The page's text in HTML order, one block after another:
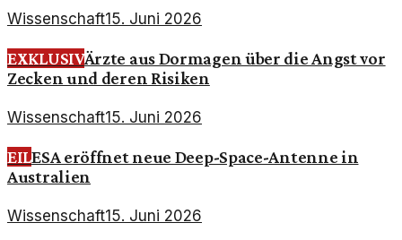
Wissenschaft15. Juni 2026
EXKLUSIVÄrzte aus Dormagen über die Angst vor
Zecken und deren Risiken
Wissenschaft15. Juni 2026
EILESA eröffnet neue Deep-Space-Antenne in
Australien
Wissenschaft15. Juni 2026